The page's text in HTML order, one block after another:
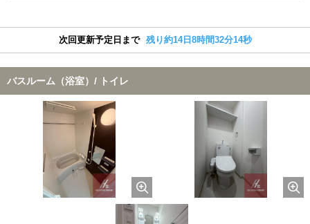
次回更新予定日まで 残り約14日8時間32分14秒
バスルーム（浴室）/ トイレ